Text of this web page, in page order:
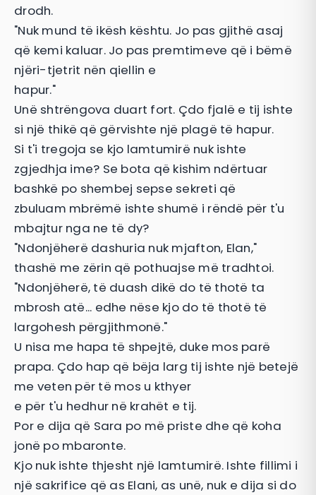
drodh.
"Nuk mund të ikësh kështu. Jo pas gjithë asaj
që kemi kaluar. Jo pas premtimeve që i bëmë
njëri-tjetrit nën qiellin e
hapur."
Unë shtrëngova duart fort. Çdo fjalë e tij ishte
si një thikë që gërvishte një plagë të hapur.
Si t'i tregoja se kjo lamtumirë nuk ishte
zgjedhja ime? Se bota që kishim ndërtuar
bashkë po shembej sepse sekreti që
zbuluam mbrëmë ishte shumë i rëndë për t'u
mbajtur nga ne të dy?
"Ndonjëherë dashuria nuk mjafton, Elan,"
thashë me zërin që pothuajse më tradhtoi.
"Ndonjëherë, të duash dikë do të thotë ta
mbrosh atë... edhe nëse kjo do të thotë të
largohesh përgjithmonë."
U nisa me hapa të shpejtë, duke mos parë
prapa. Çdo hap që bëja larg tij ishte një betejë
me veten për të mos u kthyer
e për t'u hedhur në krahët e tij.
Por e dija që Sara po më priste dhe që koha
jonë po mbaronte.
Kjo nuk ishte thjesht një lamtumirë. Ishte fillimi i
një sakrifice që as Elani, as unë, nuk e dija si do